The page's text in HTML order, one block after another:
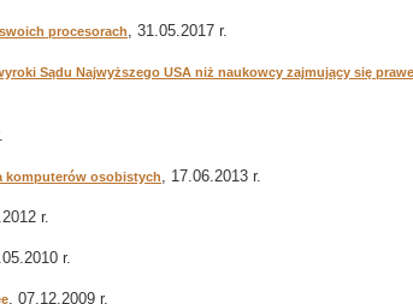
procesorach, 31.05.2017 r.
Sądu Najwyższego USA niż naukowcy zajmujący się
komputerów osobistych, 17.06.2013 r.
r.
r.
, 07.12.2009 r.